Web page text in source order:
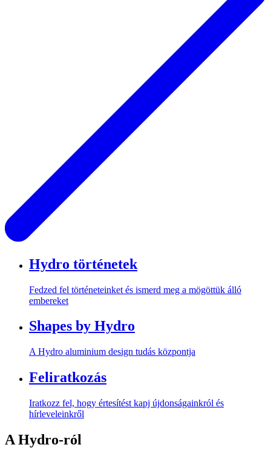
Hydro történetek
Fedzed fel történeteinket és ismerd meg a mögöttük álló
embereket
Shapes by Hydro
A Hydro aluminium design tudás központja
Feliratkozás
Iratkozz fel, hogy értesítést kapj újdonságainkról és
hírleveleinkről
A Hydro-ról